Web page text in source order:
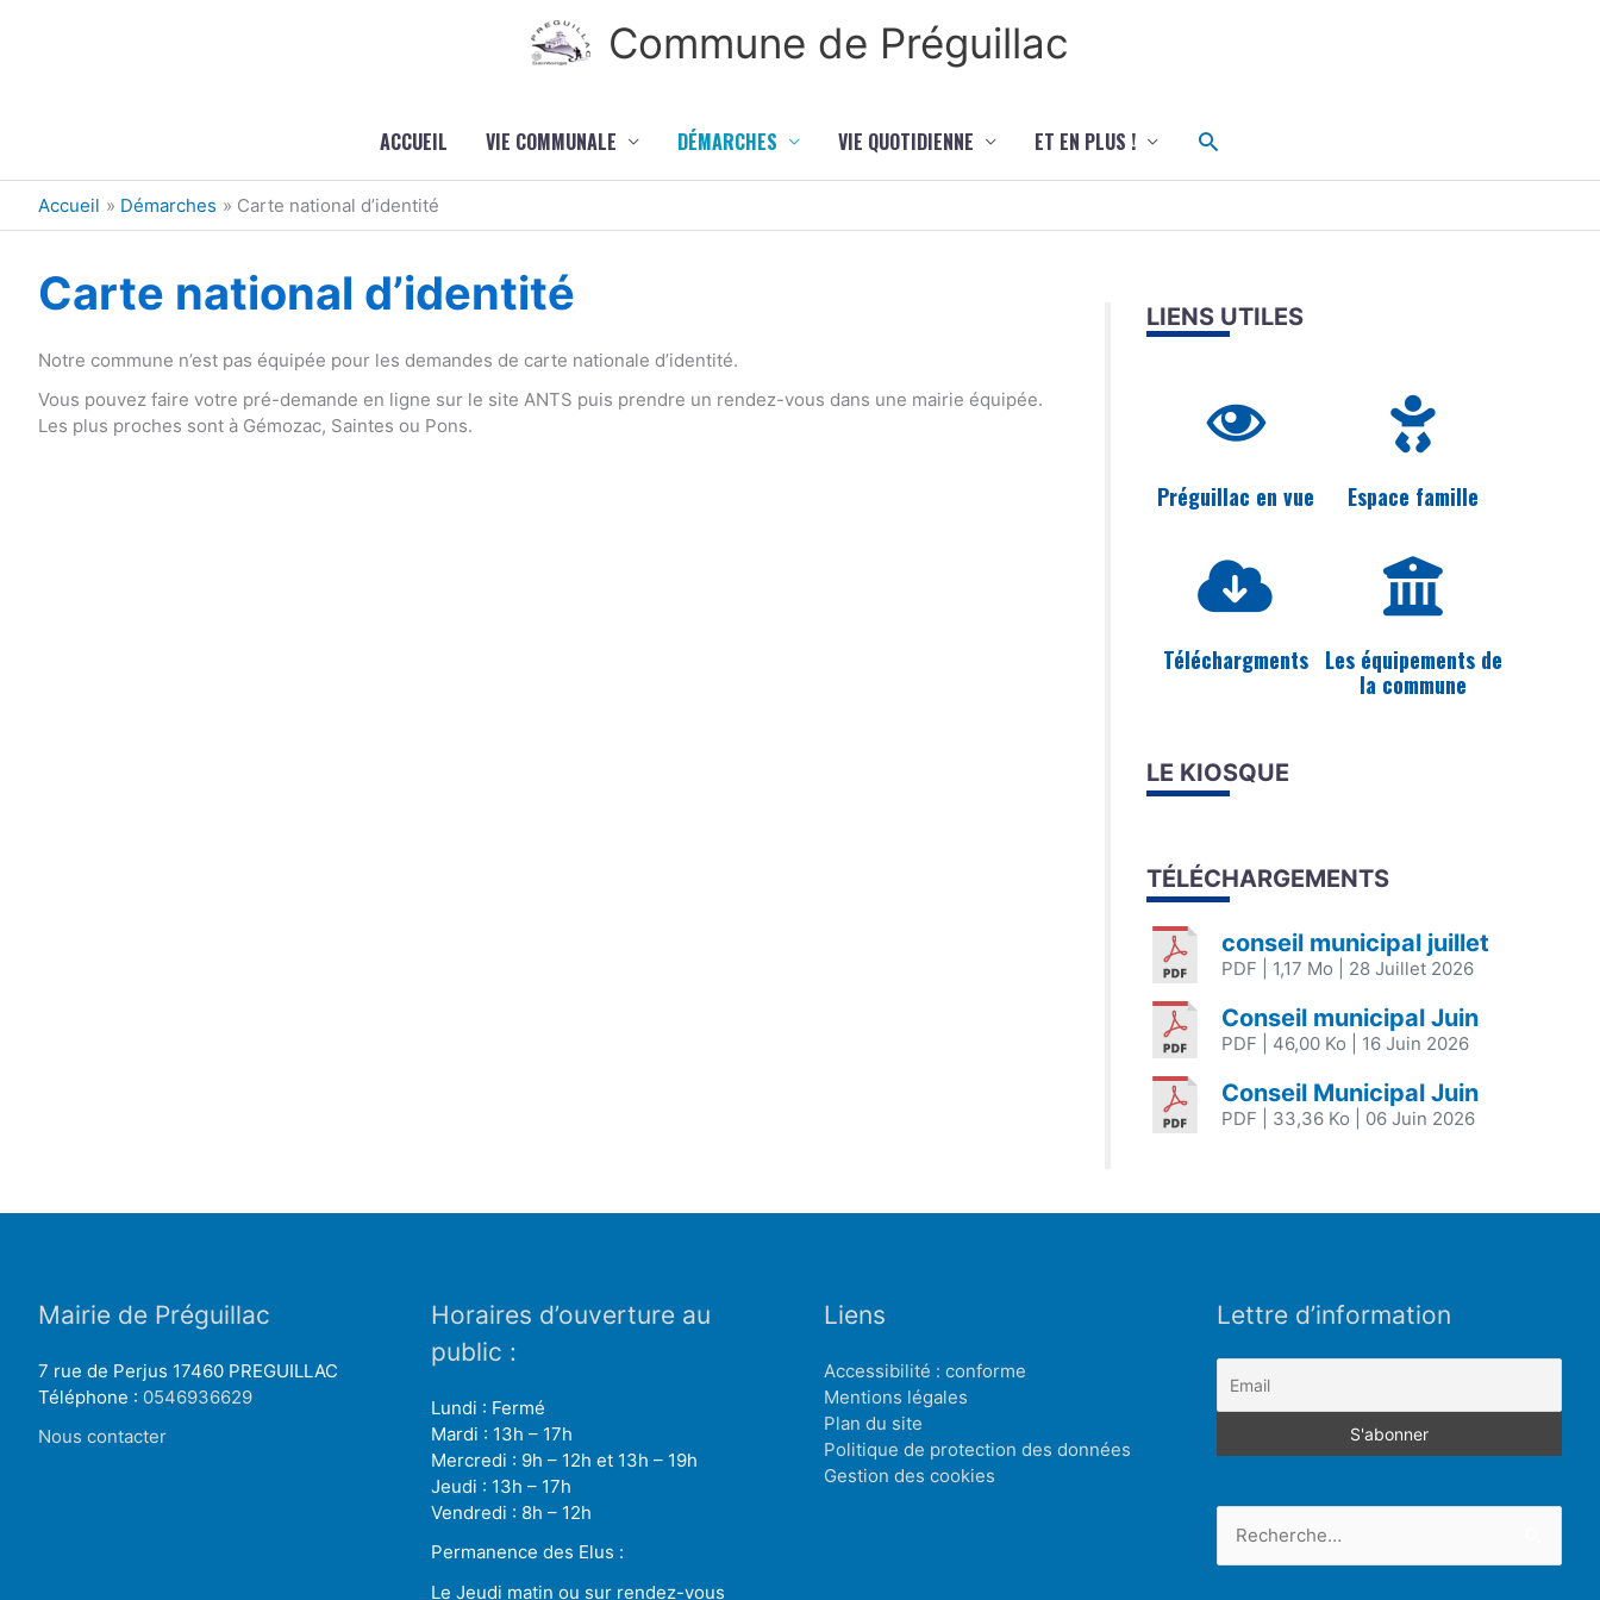
Commune de Préguillac
ACCUEIL VIE COMMUNALE DÉMARCHES VIE QUOTIDIENNE ET EN PLUS ! Rechercher
Accueil Démarches Carte national d’identité
Carte national d’identité
Notre commune n’est pas équipée pour les demandes de carte nationale d’identité.
Vous pouvez faire votre pré-demande en ligne sur le site ANTS puis prendre un rendez-vous dans une mairie équipée.
Les plus proches sont à Gémozac, Saintes ou Pons.
LIENS UTILES
Préguillac en vue Espace famille
Téléchargments Les équipements de
la commune
LE KIOSQUE
TÉLÉCHARGEMENTS
conseil municipal juillet
PDF | 1,17 Mo | 28 Juillet 2026
Conseil municipal Juin
PDF | 46,00 Ko | 16 Juin 2026
Conseil Municipal Juin
PDF | 33,36 Ko | 06 Juin 2026
Mairie de Préguillac
7 rue de Perjus 17460 PREGUILLAC
Téléphone : 0546936629
Nous contacter
Horaires d’ouverture au
public :
Lundi : Fermé
Mardi : 13h – 17h
Mercredi : 9h – 12h et 13h – 19h
Jeudi : 13h – 17h
Vendredi : 8h – 12h
Permanence des Elus :
Le Jeudi matin ou sur rendez-vous
Liens
Accessibilité : conforme
Mentions légales
Plan du site
Politique de protection des données
Gestion des cookies
Lettre d’information